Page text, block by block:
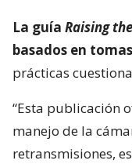
La guía Raising
basados en
prácticas
“Esta publicación
manejo de la
retransmisiones,